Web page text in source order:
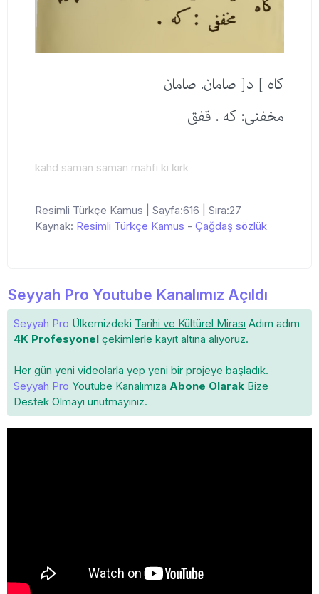
كاه ] د[ صامان. صامان
مخفنی: كه . قفق
kahd saman saman mahfi ki kırk
Resimli Türkçe Kamus | Sayfa:616 | Sıra:27
Kaynak: Resimli Türkçe Kamus - Çağdaş sözlük
Seyyah Pro Youtube Kanalımız Açıldı
Seyyah Pro Ülkemizdeki Tarihi ve Kültürel Mirası Adım adım
4K Profesyonel çekimlerle kayıt altına alıyoruz.
Her gün yeni videolarla yep yeni bir projeye başladık.
Seyyah Pro Youtube Kanalımıza Abone Olarak Bize
Destek Olmayı unutmayınız.